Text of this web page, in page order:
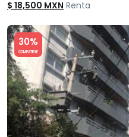
$ 18,500 MXN Renta
30%
COMPATIBLE
Slide 1 of 5